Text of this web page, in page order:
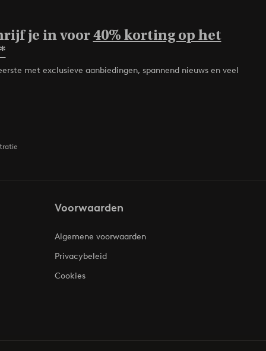
je in voor40% korting op het
met exclusieve aanbiedingen, spannend nieuws en veel
Voorwaarden
Algemene voorwaarden
Privacybeleid
Cookies